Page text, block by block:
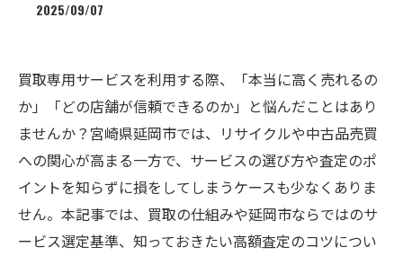
2025/09/07
買取専用サービスを利用する際、「本当に高く売れるの
か」「どの店舗が信頼できるのか」と悩んだことはあり
ませんか？宮崎県延岡市では、リサイクルや中古品売買
への関心が高まる一方で、サービスの選び方や査定のポ
イントを知らずに損をしてしまうケースも少なくありま
せん。本記事では、買取の仕組みや延岡市ならではのサ
ービス選定基準、知っておきたい高額査定のコツについ